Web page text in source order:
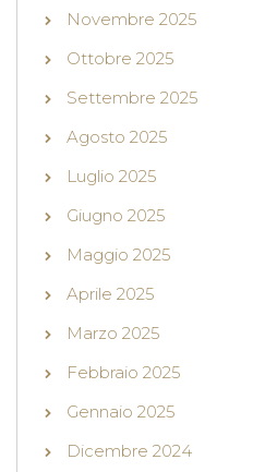
Novembre 2025
Ottobre 2025
Settembre 2025
Agosto 2025
Luglio 2025
Giugno 2025
Maggio 2025
Aprile 2025
Marzo 2025
Febbraio 2025
Gennaio 2025
Dicembre 2024